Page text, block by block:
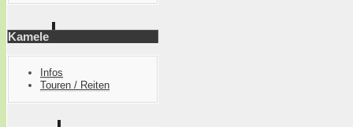
Kamele
Infos
Touren / Reiten